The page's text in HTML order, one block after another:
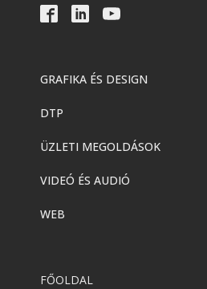
GRAFIKA ÉS DESIGN
DTP
ÜZLETI MEGOLDÁSOK
VIDEÓ ÉS AUDIÓ
WEB
FŐOLDAL